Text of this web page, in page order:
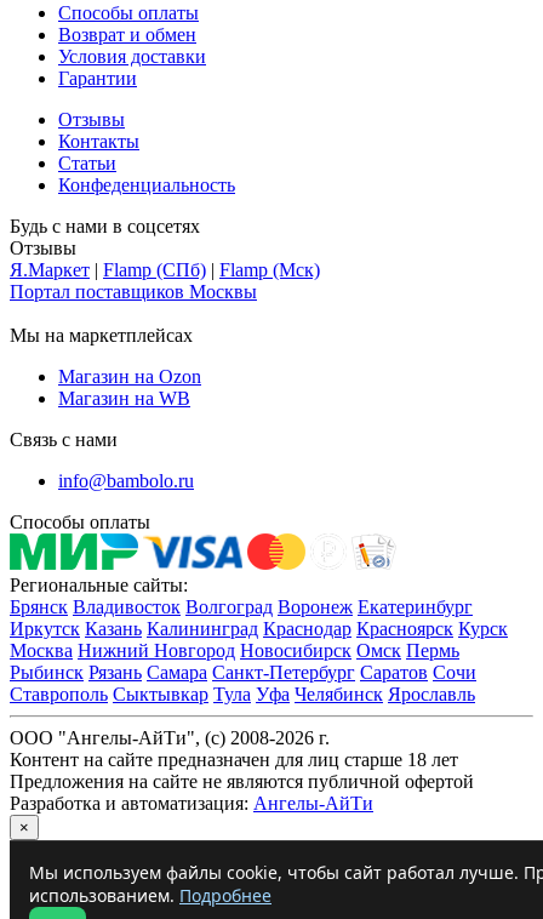
Способы оплаты
Возврат и обмен
Условия доставки
Гарантии
Отзывы
Контакты
Статьи
Конфеденциальность
Будь с нами в соцсетях
Отзывы
Я.Маркет | Flamp (СПб) | Flamp (Мск)
Портал поставщиков Москвы
Мы на маркетплейсах
Магазин на Ozon
Магазин на WB
Связь с нами
info@bambolo.ru
Способы оплаты
Региональные сайты:
Брянск Владивосток Волгоград Воронеж Екатеринбург
Иркутск Казань Калининград Краснодар Красноярск Курск
Москва Нижний Новгород Новосибирск Омск Пермь
Рыбинск Рязань Самара Санкт-Петербург Саратов Сочи
Ставрополь Сыктывкар Тула Уфа Челябинск Ярославль
ООО "Ангелы-АйТи", (c) 2008-2026 г.
Контент на сайте предназначен для лиц старше 18 лет
Предложения на сайте не являются публичной офертой
Разработка и автоматизация: Ангелы-АйТи
×
Мы используем файлы cookie, чтобы сайт работал лучше.
использованием. Подробнее